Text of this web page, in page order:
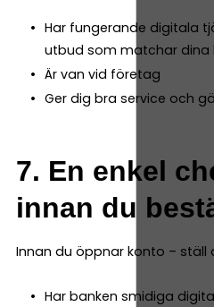
Har fungerande digitala
utbud som matchar dina
Är van vid företag
Ger dig bra service och
7. En enkel
innan du
Innan du öppnar konto – ställ
Har banken smidiga